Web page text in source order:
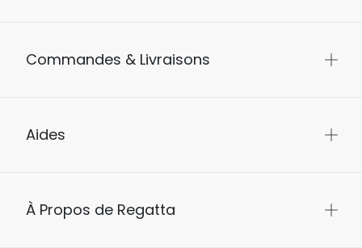
Commandes & Livraisons
Aides
À Propos de Regatta